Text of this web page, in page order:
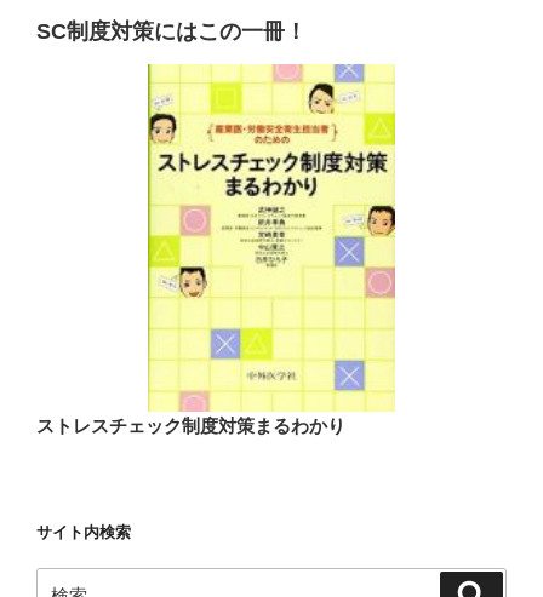
SC制度対策にはこの一冊！
ストレスチェック制度対策まるわかり
サイト内検索
検